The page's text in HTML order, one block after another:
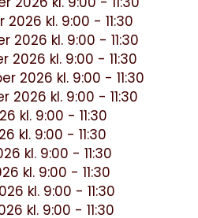
kl. 9:00 - 11:30
2026 kl. 9:00 - 11:30
kl. 9:00 - 11:30
2026 kl. 9:00 - 11:30
kl. 9:00 - 11:30
kl. 9:00 - 11:30
kl. 9:00 - 11:30
kl. 9:00 - 11:30
kl. 9:00 - 11:30
kl. 9:00 - 11:30
kl. 9:00 - 11:30